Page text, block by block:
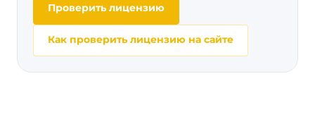
Проверить лицензию
Как проверить лицензию на сайте